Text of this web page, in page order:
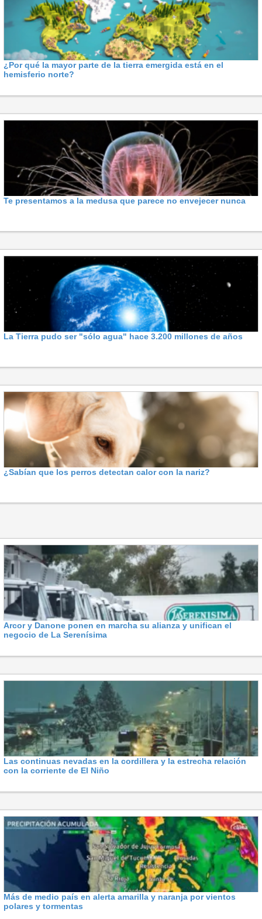
¿Por qué la mayor parte de la tierra emergida está en el
hemisferio norte?
Te presentamos a la medusa que parece no envejecer nunca
La Tierra pudo ser "sólo agua" hace 3.200 millones de años
¿Sabían que los perros detectan calor con la nariz?
Arcor y Danone ponen en marcha su alianza y unifican el
negocio de La Serenísima
Las continuas nevadas en la cordillera y la estrecha relación
con la corriente de El Niño
Más de medio país en alerta amarilla y naranja por vientos
polares y tormentas